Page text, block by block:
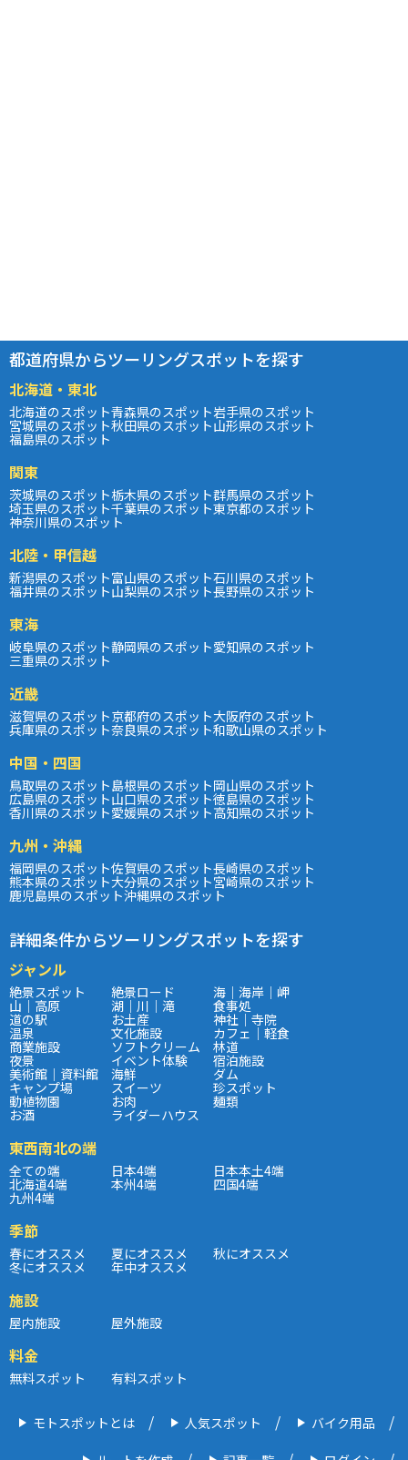
都道府県からツーリングスポットを探す
北海道・東北
北海道のスポット青森県のスポット岩手県のスポット
宮城県のスポット秋田県のスポット山形県のスポット
福島県のスポット
関東
茨城県のスポット栃木県のスポット群馬県のスポット
埼玉県のスポット千葉県のスポット東京都のスポット
神奈川県のスポット
北陸・甲信越
新潟県のスポット富山県のスポット石川県のスポット
福井県のスポット山梨県のスポット長野県のスポット
東海
岐阜県のスポット静岡県のスポット愛知県のスポット
三重県のスポット
近畿
滋賀県のスポット京都府のスポット大阪府のスポット
兵庫県のスポット奈良県のスポット和歌山県のスポット
中国・四国
鳥取県のスポット島根県のスポット岡山県のスポット
広島県のスポット山口県のスポット徳島県のスポット
香川県のスポット愛媛県のスポット高知県のスポット
九州・沖縄
福岡県のスポット佐賀県のスポット長崎県のスポット
熊本県のスポット大分県のスポット宮崎県のスポット
鹿児島県のスポット沖縄県のスポット
詳細条件からツーリングスポットを探す
ジャンル
絶景スポット 絶景ロード 海｜海岸｜岬
山｜高原 湖｜川｜滝 食事処
道の駅 お土産 神社｜寺院
温泉 文化施設 カフェ｜軽食
商業施設 ソフトクリーム 林道
夜景 イベント体験 宿泊施設
美術館｜資料館 海鮮 ダム
キャンプ場 スイーツ 珍スポット
動植物園 お肉 麺類
お酒 ライダーハウス
東西南北の端
全ての端 日本4端 日本本土4端
北海道4端 本州4端 四国4端
九州4端
季節
春にオススメ 夏にオススメ 秋にオススメ
冬にオススメ 年中オススメ
施設
屋内施設 屋外施設
料金
無料スポット 有料スポット
モトスポットとは 人気スポット バイク用品